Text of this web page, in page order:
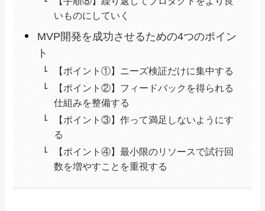
いものにしていく
MVP開発を成功させるための4つのポイン
ト
【ポイント①】ニーズ検証だけに集中する
【ポイント②】フィードバックを得られる
仕組みを整備する
【ポイント③】作って満足しないようにす
る
【ポイント④】最小限のリソースで試行回
数を増やすことを重視する